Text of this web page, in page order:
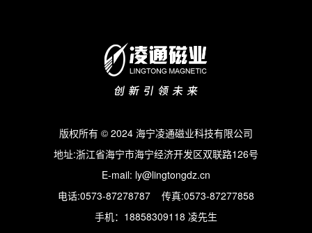
版权所有 © 2024 海宁凌通磁业科技有限公司
地址:浙江省海宁市海宁经济开发区双联路126号
E-mail: ly@lingtongdz.cn
电话:0573-87278787 传真:0573-87277858
手机：18858309118 凌先生